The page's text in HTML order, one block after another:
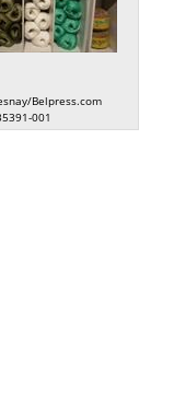
Belpress.com
001